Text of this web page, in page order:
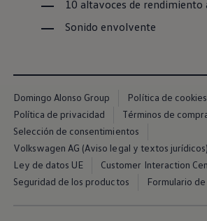
Exclusivo para empresas
Volkswagen Taxis
Movilidad Eléctrica
Todo sobre ID.
Actualización de
Carga y autonomía
¿Cuántos kilómetros
Dónde recargar
Cómo recargar
Cargador ID.
Instalación Punto de
Tecnología y desarrollo
10 altavoces de rendimiento
Sonido envolvente
Domingo Alonso Group Política de cookies
Política de privacidad
Términos de
Selección de consentimientos
Volkswagen AG (Aviso legal y textos jurídicos)
Ley de datos UE
Customer Interaction
Seguridad de los productos
Formulario